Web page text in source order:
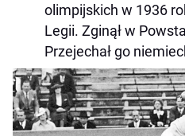
olimpijskich w 1936
Legii. Zginął w
Przejechał go